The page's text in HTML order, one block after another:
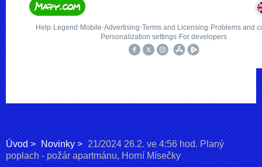
Úvod Novinky
21/2024 26.2. ve 4:56 hod. Planý
poplach - požár apartmánu, Horní Mísečky